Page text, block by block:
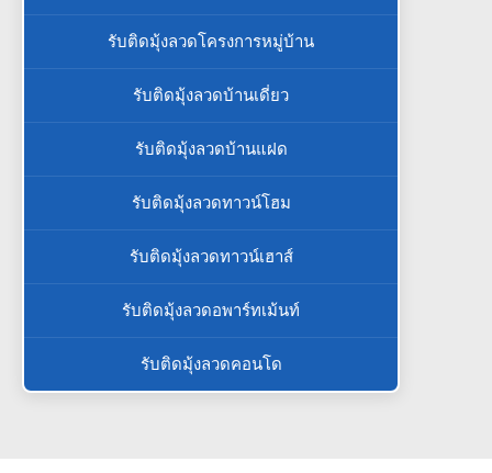
รับติดมุ้งลวดโครงการหมู่บ้าน
รับติดมุ้งลวดบ้านเดี่ยว
รับติดมุ้งลวดบ้านแฝด
รับติดมุ้งลวดทาวน์โฮม
รับติดมุ้งลวดทาวน์เฮาส์
รับติดมุ้งลวดอพาร์ทเม้นท์
รับติดมุ้งลวดคอนโด